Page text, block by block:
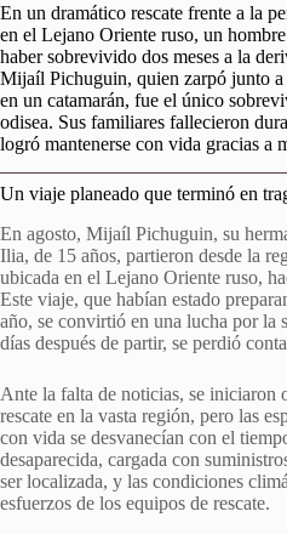
En un dramático rescate frente a la
en el Lejano Oriente ruso, un
haber sobrevivido dos meses a la
Mijaíl Pichuguin, quien zarpó junto a
en un catamarán, fue el único
odisea. Sus familiares fallecieron
logró mantenerse con vida gracias a
Un viaje planeado que terminó en
En agosto, Mijaíl Pichuguin, su
Ilia, de 15 años, partieron desde la
ubicada en el Lejano Oriente ruso,
Este viaje, que habían estado
año, se convirtió en una lucha por la
días después de partir, se perdió
Ante la falta de noticias, se iniciaron
rescate en la vasta región, pero las
con vida se desvanecían con el
desaparecida, cargada con
ser localizada, y las condiciones
esfuerzos de los equipos de rescate.